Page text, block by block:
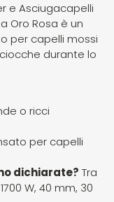
Blanche
e Asciugacapelli
Oro Rosa è un
per capelli mossi
durante lo
o ricci
per capelli
dichiarate? Tra
W, 40 mm, 30